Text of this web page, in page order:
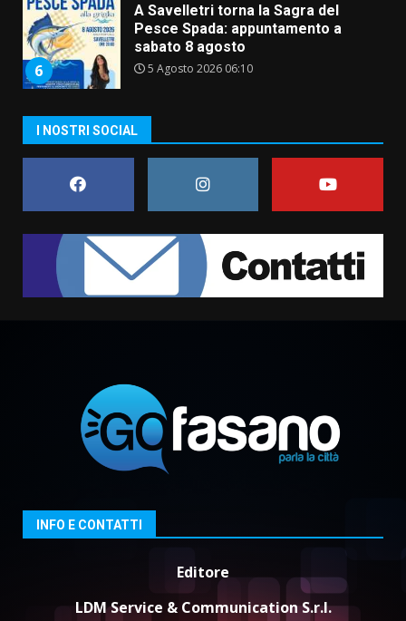
6
A Savelletri torna la Sagra del
Pesce Spada: appuntamento a
sabato 8 agosto
5 Agosto 2026 06:10
L’abusivismo giornalistico è un
1
cittadinanza attiva: online
l’avviso per la gestione
condivisa della Villetta di
Laureto
Belvedere. Il rapimento”
6 Agosto 2026 06:15
3
Serie D, l’Us Fasano è escluso
5 Agosto 2026 17:30
Truffatori in azione nelle
frazioni fasanesi
I NOSTRI SOCIAL
INFO E CONTATTI
Editore
LDM Service & Communication S.r.l.